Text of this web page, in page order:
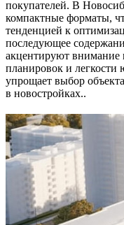
покупателей. В
компактные форматы,
тенденцией к
последующее
акцентируют внимание
планировок и легкости
упрощает выбор
в новостройках..